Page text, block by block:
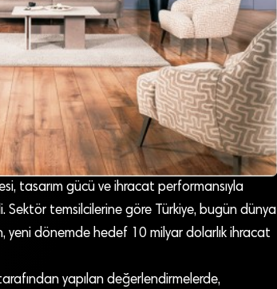
tasarım gücü ve ihracat performansıyla
Sektör temsilcilerine göre Türkiye, bugün dünya
yeni dönemde hedef 10 milyar dolarlık ihracat
yapılan değerlendirmelerde,